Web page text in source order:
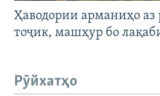
Ҳаводории арманиҳо аз
тоҷик, машҳур бо
Рӯйхатҳо